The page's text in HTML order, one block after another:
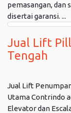
pemasangan, dan
disertai garansi. ...
Jual Lift
Tengah
Jual Lift
Utama Contrindo
Elevator dan